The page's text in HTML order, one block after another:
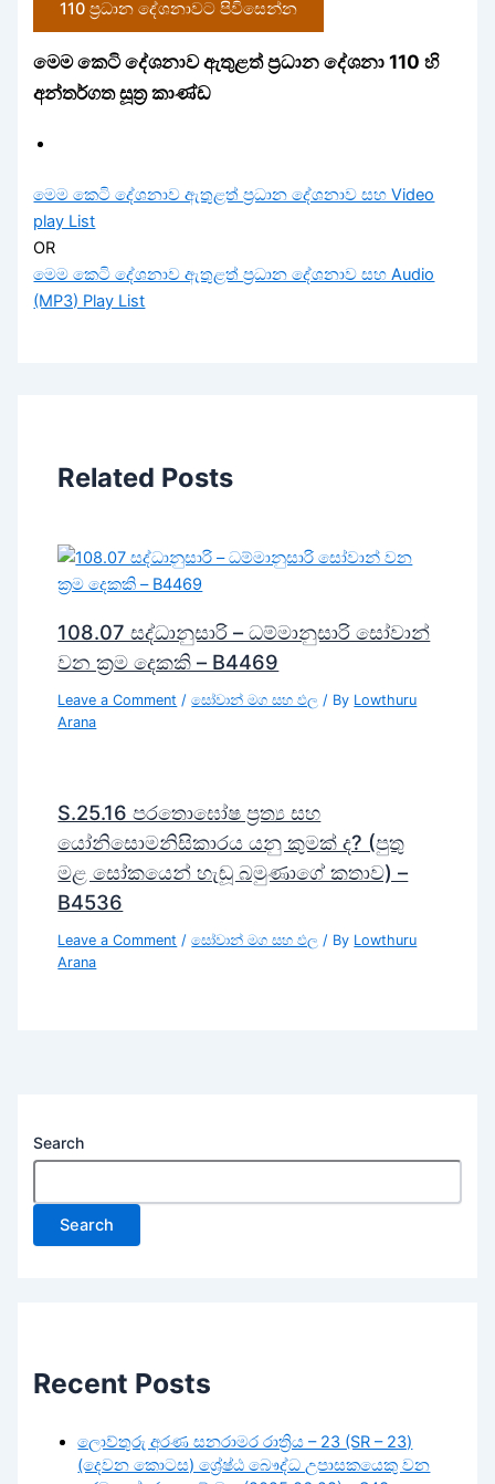
110 ප්‍රධාන දේශනාවට පිවිසෙන්න
මෙම කෙටි දේශනාව ඇතුළත් ප්‍රධාන දේශනා 110 හි
අන්තර්ගත සූත්‍ර කාණ්ඩ
මෙම කෙටි දේශනාව ඇතුළත් ප්‍රධාන දේශනාව සහ Video
play List
OR
මෙම කෙටි දේශනාව ඇතුළත් ප්‍රධාන දේශනාව සහ Audio
(MP3) Play List
Related Posts
108.07 සද්ධානුසාරි – ධම්මානුසාරි සෝවාන්
වන ක්‍රම දෙකකි – B4469
Leave a Comment /සෝවාන් මග සහ ඵල / By Lowthuru
Arana
S.25.16 පරතොඝෝෂ ප්‍රත්‍ය සහ
යෝනිසොමනිසිකාරය යනු කුමක් ද? (පුතු
මළ සෝකයෙන් හැඬූ බමුණාගේ කතාව) –
B4536
Leave a Comment /සෝවාන් මග සහ ඵල / By Lowthuru
Arana
Search
Search
Recent Posts
ලොව්තුරු අරණ සනරාමර රාත්‍රිය – 23 (SR – 23)
(දෙවන කොටස) ශ්‍රේෂ්ඨ බෞද්ධ උපාසකයෙකු වන